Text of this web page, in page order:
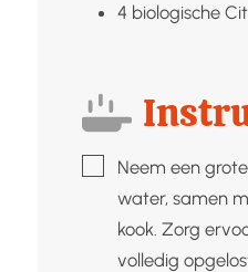
4 biologische
▢Neem een
water, samen
kook. Zorg
volledig